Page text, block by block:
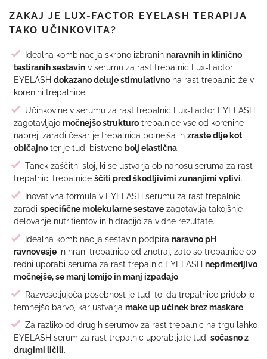
ZAKAJ JE LUX-FACTOR EYELASH TERAPIJA
TAKO UČINKOVITA?
Idealna kombinacija skrbno izbranih naravnih in klinično
testiranih sestavin v serumu za rast trepalnic Lux-Factor
EYELASH dokazano deluje stimulativno na rast trepalnic že v
korenini trepalnice.
Učinkovine v serumu za rast trepalnic Lux-Factor EYELASH
zagotavljajo močnejšo strukturo trepalnice vse od korenine
naprej, zaradi česar je trepalnica polnejša in zraste dlje kot
običajno ter je tudi bistveno bolj elastična.
Tanek zaščitni sloj, ki se ustvarja ob nanosu seruma za rast
trepalnic, trepalnice ščiti pred škodljivimi zunanjimi vplivi.
Inovativna formula v EYELASH serumu za rast trepalnic
zaradi specifične molekularne sestave zagotavlja takojšnje
delovanje nutritientov in hidracijo za vidne rezultate.
Idealna kombinacija sestavin podpira naravno pH
ravnovesje in hrani trepalnico od znotraj, zato so trepalnice ob
redni uporabi seruma za rast trepalnic EYELASH neprimerljivo
močnejše, se manj lomijo in manj izpadajo.
Razveseljujoča posebnost je tudi to, da trepalnice pridobijo
temnejšo barvo, kar ustvarja make up učinek brez maskare.
Za razliko od drugih serumov za rast trepalnic na trgu lahko
EYELASH serum za rast trepalnic uporabljate tudi sočasno z
drugimi ličili.